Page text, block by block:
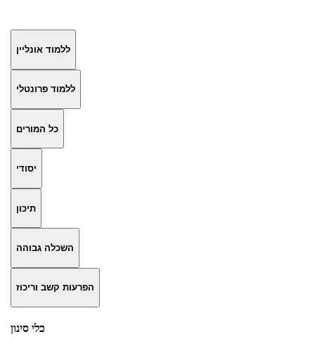
ללמוד אונליין
ללמוד פרונטלי
כל המורים
יסודי
תיכון
השכלה גבוהה
הפרעות קשב וריכוז
כלי סינון